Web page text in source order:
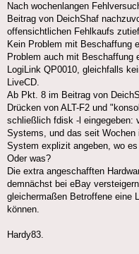
Nach wochenlangen
Beitrag von DeichShaf
offensichtlichen Fehlkaufs
Kein Problem mit Beschaffung
Problem auch mit Beschaffung
LogiLink QP0010, gleichfalls
LiveCD.
Ab Pkt. 8 im Beitrag von
Drücken von ALT-F2 und
schließlich fdisk -l eingegeben:
Systems, und das seit
System explizit angeben, wo
Oder was?
Die extra angeschafften
demnächst bei eBay
gleichermaßen Betroffene eine
können.
Hardy83.